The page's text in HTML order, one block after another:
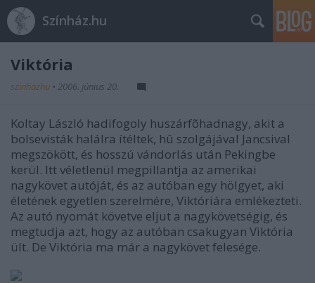
Színház.hu
Viktória
szinhazhu • 2006. június 20.
Koltay László hadifogoly huszárfõhadnagy, akit a
bolsevisták halálra ítéltek, hû szolgájával Jancsival
megszökött, és hosszú vándorlás után Pekingbe
kerül. Itt véletlenül megpillantja az amerikai
nagykövet autóját, és az autóban egy hölgyet, aki
életének egyetlen szerelmére, Viktóriára emlékezteti.
Az autó nyomát követve eljut a nagykövetségig, és
megtudja azt, hogy az autóban csakugyan Viktória
ült. De Viktória ma már a nagykövet felesége.